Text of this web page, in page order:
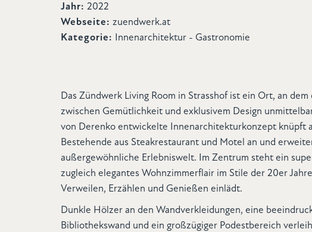
Jahr: 2022
Webseite: zuendwerk.at
Kategorie:
Innenarchitektur - Gastronomie
Das Zündwerk Living Room in Strasshof ist ein Ort, an dem
zwischen Gemütlichkeit und exklusivem Design
von Derenko entwickelte Innenarchitekturkonzept knüpft
Bestehende aus Steakrestaurant und Motel an und
außergewöhnliche Erlebniswelt. Im Zentrum steht ein
zugleich elegantes Wohnzimmerflair im Stile der 20er
Verweilen, Erzählen und Genießen einlädt.
Dunkle Hölzer an den Wandverkleidungen, eine
Bibliothekswand und ein großzügiger Podestbereich